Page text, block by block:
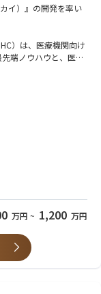
プンな連携環境
社内会議の実施。
定期開催
自由度の高い研鑽費
た柔軟な学びが可能
関与可能
業水準
ケーションの両面を
種（家族含む）も全
イ）』の開発を率い
）は、医療機関向け
端ノウハウと、医療
んでいます。
、病院の診療データ
提示するWebアプリ
2022年）」にも選ば
院の状況、他病院と
意思決定を支援する
期病院の4割に導入
様々なデータを可視
万円 ~ 1,200 万円